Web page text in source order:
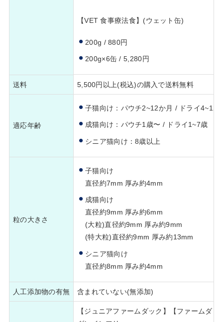
【VET 食事療法食】(ウェット缶)
200g / 880円
200g×6缶 / 5,280円
送料 5,500円以上(税込)の購入で送料無料
適応年齢
子猫向け：パウチ2~12か月 / ドライ4~12
成猫向け：パウチ1歳〜 / ドライ1~7歳
シニア猫向け：8歳以上
粒の大きさ
子猫向け
直径約7mm 厚み約4mm
成猫向け
直径約9mm 厚み約6mm
(大粒)直径約9mm 厚み約9mm
(特大粒)直径約9mm 厚み約13mm
シニア猫向け
直径約8mm 厚み約4mm
人工添加物の有無 含まれていない(無添加)
【ジュニアファームダック】【ファームダッ